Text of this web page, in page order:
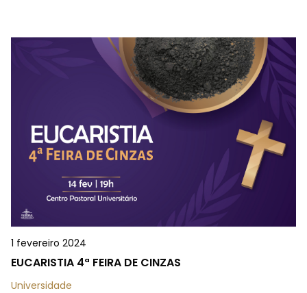
1 fevereiro 2024
EUCARISTIA 4ª FEIRA DE CINZAS
Universidade